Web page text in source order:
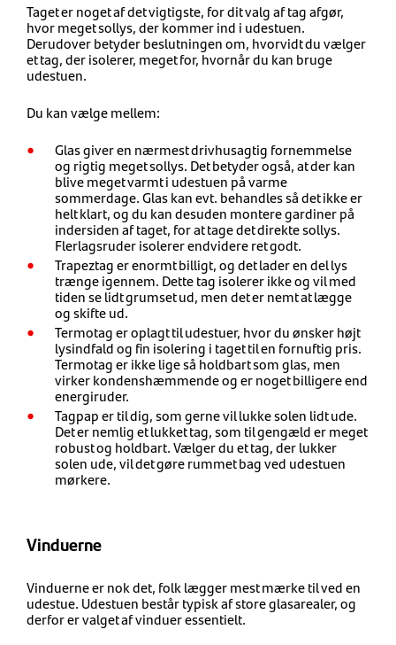
Taget er noget af det vigtigste, for dit valg af tag afgør,
hvor meget sollys, der kommer ind i udestuen.
Derudover betyder beslutningen om, hvorvidt du vælger
et tag, der isolerer, meget for, hvornår du kan bruge
udestuen.
Du kan vælge mellem:
Glas giver en nærmest drivhusagtig fornemmelse
og rigtig meget sollys. Det betyder også, at der kan
blive meget varmt i udestuen på varme
sommerdage. Glas kan evt. behandles så det ikke er
helt klart, og du kan desuden montere gardiner på
indersiden af taget, for at tage det direkte sollys.
Flerlagsruder isolerer endvidere ret godt.
Trapeztag er enormt billigt, og det lader en del lys
trænge igennem. Dette tag isolerer ikke og vil med
tiden se lidt grumset ud, men det er nemt at lægge
og skifte ud.
Termotag er oplagt til udestuer, hvor du ønsker højt
lysindfald og fin isolering i taget til en fornuftig pris.
Termotag er ikke lige så holdbart som glas, men
virker kondenshæmmende og er noget billigere end
energiruder.
Tagpap er til dig, som gerne vil lukke solen lidt ude.
Det er nemlig et lukket tag, som til gengæld er meget
robust og holdbart. Vælger du et tag, der lukker
solen ude, vil det gøre rummet bag ved udestuen
mørkere.
Vinduerne
Vinduerne er nok det, folk lægger mest mærke til ved en
udestue. Udestuen består typisk af store glasarealer, og
derfor er valget af vinduer essentielt.